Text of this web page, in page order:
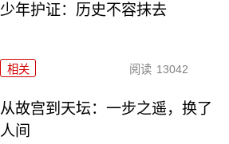
少年护证：历史不容抹去
相关 阅读 13042
从故宫到天坛：一步之遥，换了
人间